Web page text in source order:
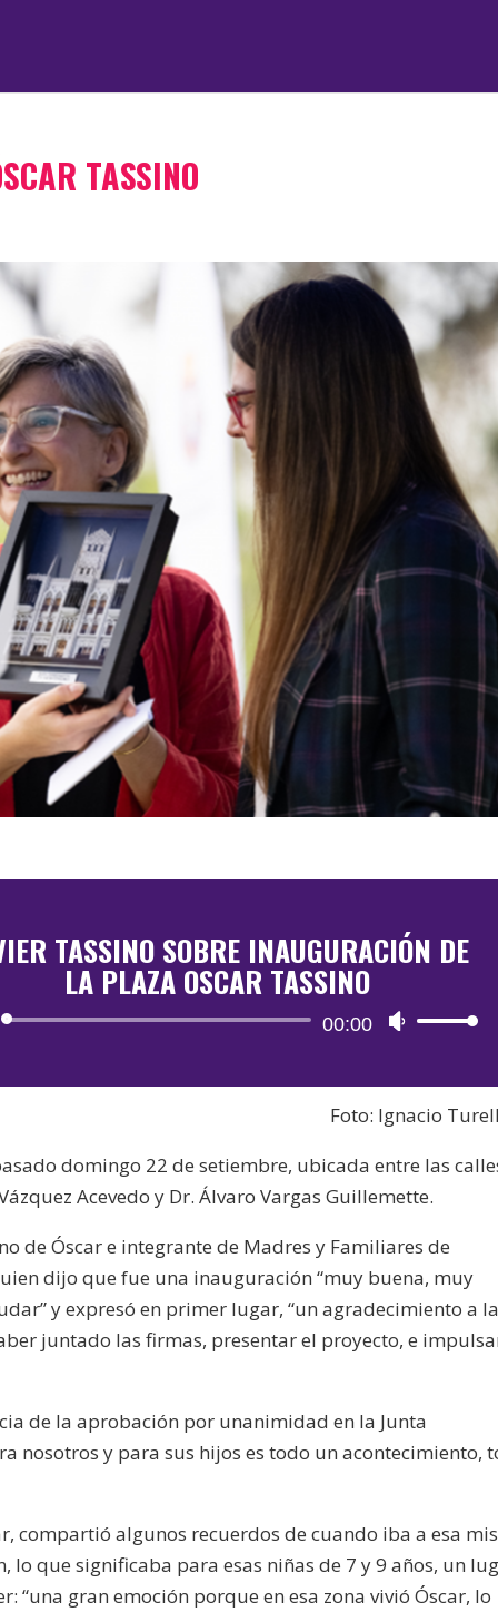
TASSINO
TASSINO SOBRE INAUGURACIÓN DE
LA PLAZA OSCAR TASSINO
Reproductor
audio
00:00
Utiliza
teclas
de
arriba/
para
aumentar
o
disminuir
el
Foto: Ignacio
domingo 22 de setiembre, ubicada entre las
Acevedo y Dr. Álvaro Vargas Guillemette.
de Óscar e integrante de Madres y Familiares de
dijo que fue una inauguración “muy buena, muy
y expresó en primer lugar, “un agradecimiento a la
juntado las firmas, presentar el proyecto, e
de la aprobación por unanimidad en la Junta
nosotros y para sus hijos es todo un acontecimiento,
compartió algunos recuerdos de cuando iba a esa
lo que significaba para esas niñas de 7 y 9 años, un
“una gran emoción porque en esa zona vivió Óscar, lo